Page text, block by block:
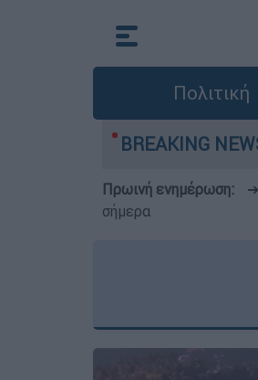
Πολιτική
BREAKING
Η μάχη για τα
Πρωινή ενημέρωση:
σήμερα